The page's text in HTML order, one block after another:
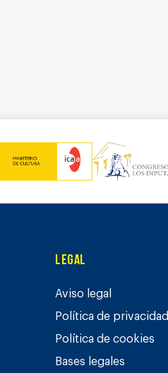
Legal
Aviso legal
Política de privacidad
Política de cookies
Bases legales